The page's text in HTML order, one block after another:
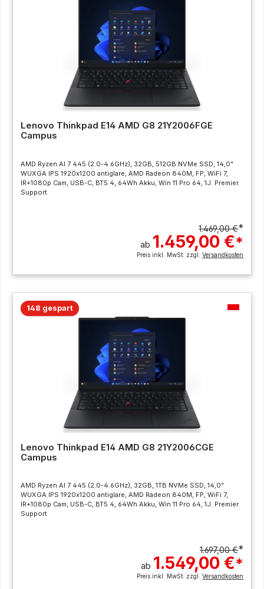
Lenovo Thinkpad E14 AMD G8 21Y2006FGE
Campus
AMD Ryzen AI 7 445 (2.0-4.6GHz), 32GB, 512GB NVMe SSD, 14,0"
WUXGA IPS 1920x1200 antiglare, AMD Radeon 840M, FP, WiFi 7,
IR+1080p Cam, USB-C, BT5.4, 64Wh Akku, Win 11 Pro 64, 1J. Premier
Support
1.469,00 €*
ab 1.459,00 €*
Preis inkl. MwSt. zzgl.Versandkosten
148 gespart
Lenovo Thinkpad E14 AMD G8 21Y2006CGE
Campus
AMD Ryzen AI 7 445 (2.0-4.6GHz), 32GB, 1TB NVMe SSD, 14,0"
WUXGA IPS 1920x1200 antiglare, AMD Radeon 840M, FP, WiFi 7,
IR+1080p Cam, USB-C, BT5.4, 64Wh Akku, Win 11 Pro 64, 1J. Premier
Support
1.697,00 €*
ab 1.549,00 €*
Preis inkl. MwSt. zzgl.Versandkosten